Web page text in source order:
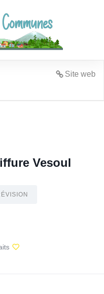
Site web
Vesoul